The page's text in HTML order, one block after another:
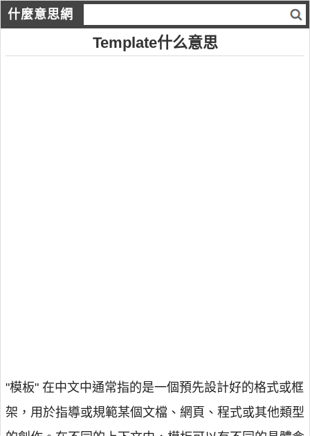
什麼意思網
Template什么意思
"模板" 在中文中通常指的是一個預先設計好的格式或框
架，用於指導或規範某個文檔、網頁、程式或其他類型